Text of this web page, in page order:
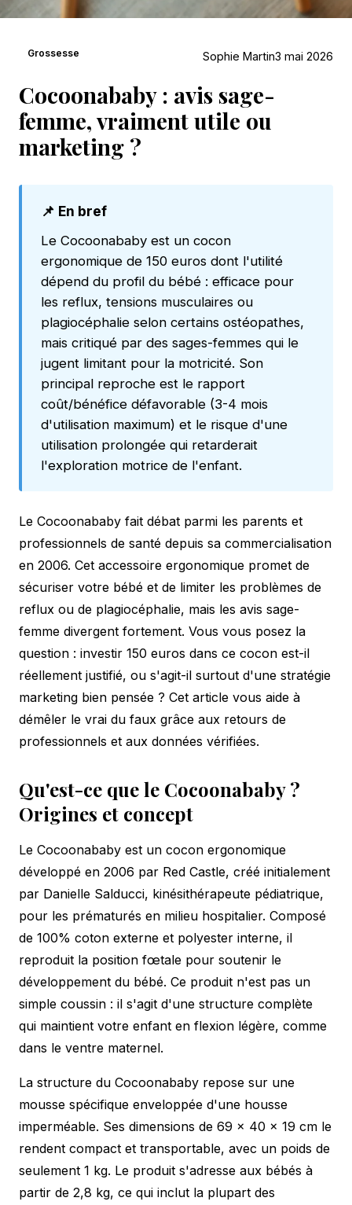
Grossesse Sophie Martin3 mai 2026
Cocoonababy : avis sage-
femme, vraiment utile ou
marketing ?
📌 En bref
Le Cocoonababy est un cocon
ergonomique de 150 euros dont l'utilité
dépend du profil du bébé : efficace pour
les reflux, tensions musculaires ou
plagiocéphalie selon certains ostéopathes,
mais critiqué par des sages-femmes qui le
jugent limitant pour la motricité. Son
principal reproche est le rapport
coût/bénéfice défavorable (3-4 mois
d'utilisation maximum) et le risque d'une
utilisation prolongée qui retarderait
l'exploration motrice de l'enfant.
Le Cocoonababy fait débat parmi les parents et
professionnels de santé depuis sa commercialisation
en 2006. Cet accessoire ergonomique promet de
sécuriser votre bébé et de limiter les problèmes de
reflux ou de plagiocéphalie, mais les avis sage-
femme divergent fortement. Vous vous posez la
question : investir 150 euros dans ce cocon est-il
réellement justifié, ou s'agit-il surtout d'une stratégie
marketing bien pensée ? Cet article vous aide à
démêler le vrai du faux grâce aux retours de
professionnels et aux données vérifiées.
Qu'est-ce que le Cocoonababy ?
Origines et concept
Le Cocoonababy est un cocon ergonomique
développé en 2006 par Red Castle, créé initialement
par Danielle Salducci, kinésithérapeute pédiatrique,
pour les prématurés en milieu hospitalier. Composé
de 100% coton externe et polyester interne, il
reproduit la position fœtale pour soutenir le
développement du bébé. Ce produit n'est pas un
simple coussin : il s'agit d'une structure complète
qui maintient votre enfant en flexion légère, comme
dans le ventre maternel.
La structure du Cocoonababy repose sur une
mousse spécifique enveloppée d'une housse
imperméable. Ses dimensions de 69 x 40 x 19 cm le
rendent compact et transportable, avec un poids de
seulement 1 kg. Le produit s'adresse aux bébés à
partir de 2,8 kg, ce qui inclut la plupart des